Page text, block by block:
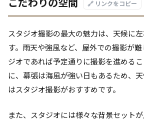
🔗 リンクをコピー
スタジオ撮影の最大の魅力は、天候に
す。雨天や強風など、屋外での撮影が
ジオであれば予定通りに撮影を進める
に、幕張は海風が強い日もあるため、
はスタジオ撮影がおすすめです。
また、スタジオには様々な背景セット